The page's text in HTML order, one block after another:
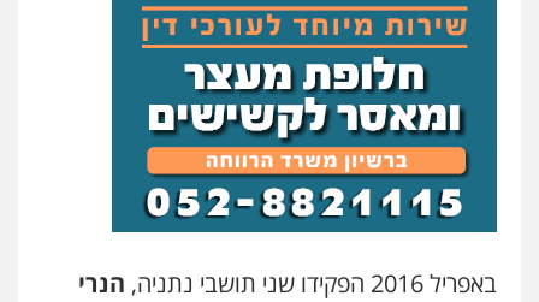
באפריל2016 הפקידו שני תושבי נתניה, הנרי